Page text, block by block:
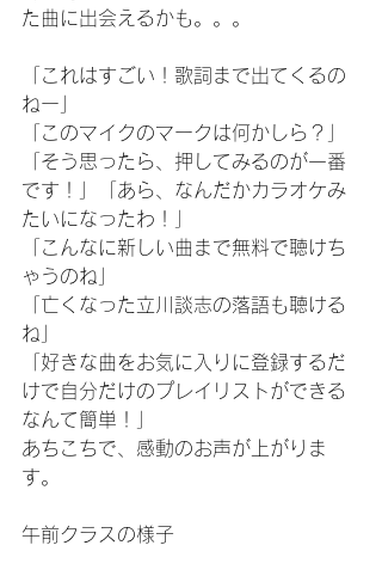
た曲に出会えるかも。。。
「これはすごい！歌詞まで出てくるの
ねー」
「このマイクのマークは何かしら？」
「そう思ったら、押してみるのが一番
です！」「あら、なんだかカラオケみ
たいになったわ！」
「こんなに新しい曲まで無料で聴けち
ゃうのね」
「亡くなった立川談志の落語も聴ける
ね」
「好きな曲をお気に入りに登録するだ
けで自分だけのプレイリストができる
なんて簡単！」
あちこちで、感動のお声が上がりま
す。
午前クラスの様子